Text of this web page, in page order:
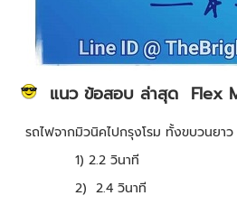
แนว ข้อสอบ ล่าสุด Flex
รถไฟจากมิวนิคไปกรุงโรม ทั้งขบวนยา
1) 2.2 วินาที
2) 2.4 วินาที